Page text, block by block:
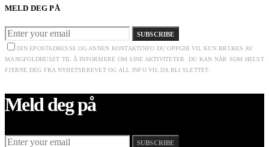
MELD DEG PÅ
SUBSCRIBE
DIN EPOSTADRESSE OG ANNEN KONTAKTINFO DU OPPGIR VIL KUN BRUKES AV
MANGFOLDHUSET TIL Å INFORMERE OM SINE AKTIVITETER. DU KAN NÅR SOM HELST
FJERNE DEG FRA NYHETSBREVET OG ALL INFO VIL DA BLI SLETTET.
Meld deg på
SUBSCRIBE